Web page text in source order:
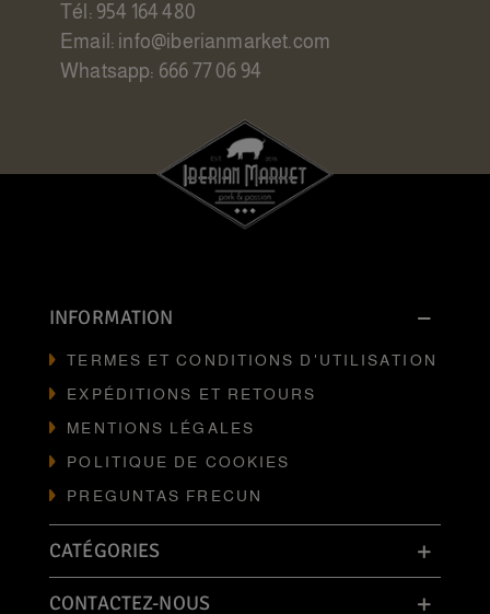
Tél: 954 164 480
Email: info@iberianmarket.com
Whatsapp: 666 77 06 94
INFORMATION
TERMES ET CONDITIONS D'UTILISATION
EXPÉDITIONS ET RETOURS
MENTIONS LÉGALES
POLITIQUE DE COOKIES
PREGUNTAS FRECUN
CATÉGORIES
CONTACTEZ-NOUS